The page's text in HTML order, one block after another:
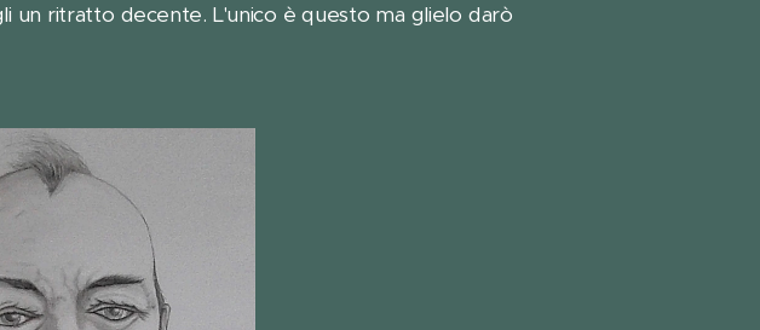
un ritratto decente. L'unico è questo ma glielo darò